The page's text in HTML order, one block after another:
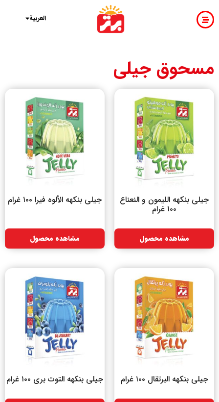
العربية
English
مسحوق جيلي
جیلی بنکهه اللیمون و النعناع
۱۰۰ غرام
مشاهده محصول
جیلی بنکهه الألوه فیرا ۱۰۰ غرام
مشاهده محصول
جیلی بنکهه البرتقال ۱۰۰ غرام جیلی بنکهه التوت بری ۱۰۰ غرام